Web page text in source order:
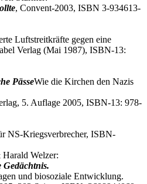
, Convent-2003, ISBN 3-934613-
Luftstreitkräfte gegen eine
Verlag (Mai 1987), ISBN-13:
PässeWie die Kirchen den Nazis
5. Auflage 2005, ISBN-13: 978-
NS-Kriegsverbrecher, ISBN-
Welzer:
Gedächtnis.
und biosoziale Entwicklung.